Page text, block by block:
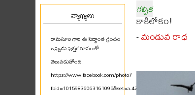
వ్యాఖ్యలు
రామసూరి గారి ఈ సిద్ధాంత గ్రంథం
ఇప్పుడు పుస్తకరూపంలో
వెలువడుతోంది.
https://www.facebook.com/photo?
fbid=10159836063161095&set=a.425580711094
...
గల్పిక
కాకిలోకం!
-మండువ రాధ